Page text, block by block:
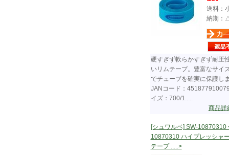
送料：
納期：
硬すぎず軟らかすぎず耐圧
いリムテープ。豊富なサイ
でチューブを確実に保護し
JANコード：
イズ：700/1.....
商品
[シュワルベ] SW-10870310
10870310 ハイプレッシャ
テープ .....>